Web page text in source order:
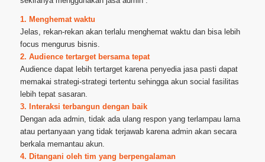
1. Menghemat waktu
Jelas, rekan-rekan akan terlalu menghemat waktu dan bisa lebih
focus mengurus bisnis.
2. Audience tertarget bersama tepat
Audience dapat lebih tertarget karena penyedia jasa pasti dapat
memakai strategi-strategi tertentu sehingga akun social fasilitas
lebih tepat sasaran.
3. Interaksi terbangun dengan baik
Dengan ada admin, tidak ada ulang respon yang terlampau lama
atau pertanyaan yang tidak terjawab karena admin akan secara
berkala memantau akun.
4. Ditangani oleh tim yang berpengalaman